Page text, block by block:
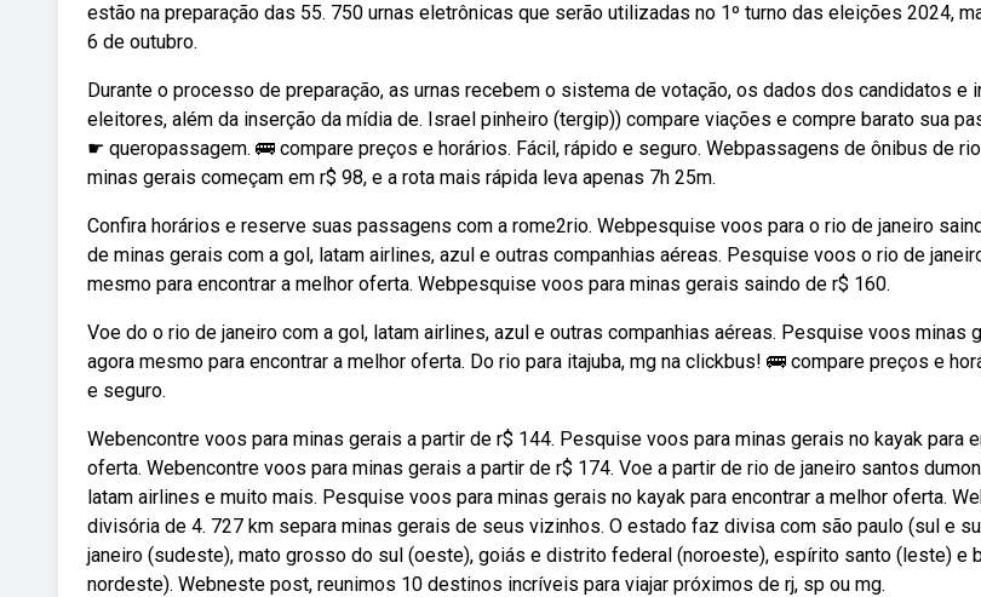
estão na preparação das 55. 750 urnas eletrônicas que serão utilizadas no 1º turno das eleições 2024,
6 de outubro.
Durante o processo de preparação, as urnas recebem o sistema de votação, os dados dos candidatos e
eleitores, além da inserção da mídia de. Israel pinheiro (tergip)) compare viações e compre barato sua
☛ queropassagem. 🚌 compare preços e horários. Fácil, rápido e seguro. Webpassagens de ônibus de
minas gerais começam em r$ 98, e a rota mais rápida leva apenas 7h 25m.
Confira horários e reserve suas passagens com a rome2rio. Webpesquise voos para o rio de janeiro
de minas gerais com a gol, latam airlines, azul e outras companhias aéreas. Pesquise voos o rio de
mesmo para encontrar a melhor oferta. Webpesquise voos para minas gerais saindo de r$ 160.
Voe do o rio de janeiro com a gol, latam airlines, azul e outras companhias aéreas. Pesquise voos minas
agora mesmo para encontrar a melhor oferta. Do rio para itajuba, mg na clickbus! 🚌 compare preços e
e seguro.
Webencontre voos para minas gerais a partir de r$ 144. Pesquise voos para minas gerais no kayak para
oferta. Webencontre voos para minas gerais a partir de r$ 174. Voe a partir de rio de janeiro santos
latam airlines e muito mais. Pesquise voos para minas gerais no kayak para encontrar a melhor oferta.
divisória de 4. 727 km separa minas gerais de seus vizinhos. O estado faz divisa com são paulo (sul e
janeiro (sudeste), mato grosso do sul (oeste), goiás e distrito federal (noroeste), espírito santo (leste) e
nordeste). Webneste post, reunimos 10 destinos incríveis para viajar próximos de rj, sp ou mg.